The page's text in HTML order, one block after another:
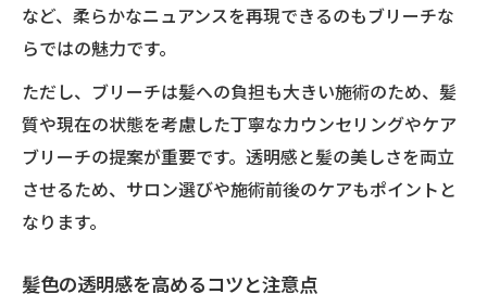
など、柔らかなニュアンスを再現できるのもブリーチな
らではの魅力です。
ただし、ブリーチは髪への負担も大きい施術のため、髪
質や現在の状態を考慮した丁寧なカウンセリングやケア
ブリーチの提案が重要です。透明感と髪の美しさを両立
させるため、サロン選びや施術前後のケアもポイントと
なります。
髪色の透明感を高めるコツと注意点